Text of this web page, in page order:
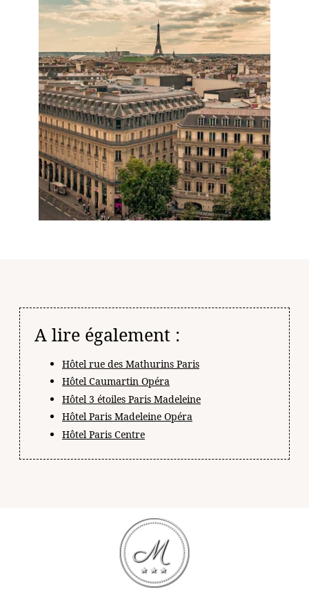
A lire également :
Hôtel rue des Mathurins Paris
Hôtel Caumartin Opéra
Hôtel 3 étoiles Paris Madeleine
Hôtel Paris Madeleine Opéra
Hôtel Paris Centre